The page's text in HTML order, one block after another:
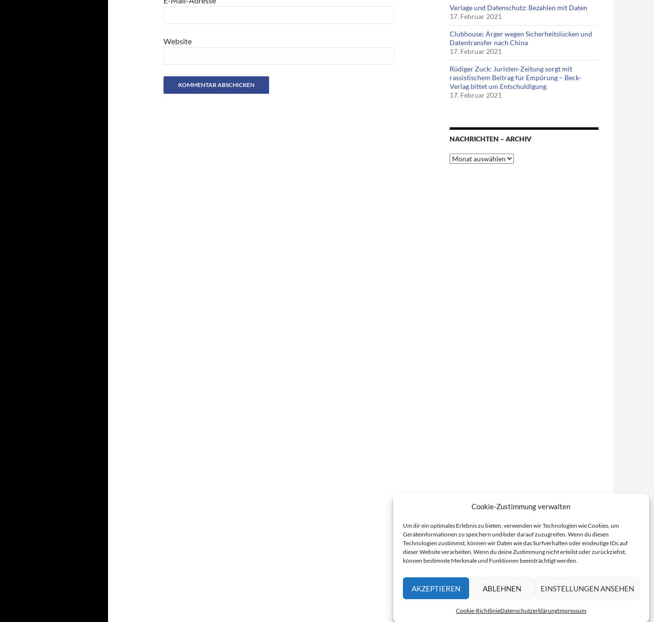
Cookie-Zustimmung verwalten
Um dir ein optimales Erlebnis zu bieten, verwenden wir Technologien wie Cookies, um
Geräteinformationen zu speichern und/oder darauf zuzugreifen. Wenn du diesen
Technologien zustimmst, können wir Daten wie das Surfverhalten oder eindeutige IDs auf
dieser Website verarbeiten. Wenn du deine Zustimmung nicht erteilst oder zurückziehst,
können bestimmte Merkmale und Funktionen beeinträchtigt werden.
AKZEPTIEREN ABLEHNEN EINSTELLUNGEN ANSEHEN
Cookie-RichtlinieDatenschutzerklärungImpressum
Website
Verlage und Datenschutz: Bezahlen mit Daten
17. Februar 2021
Clubhouse: Ärger wegen Sicherheitslücken und
Datentransfer nach China
17. Februar 2021
Rüdiger Zuck: Juristen-Zeitung sorgt mit
rassistischem Beitrag für Empörung – Beck-
Verlag bittet um Entschuldigung
17. Februar 2021
NACHRICHTEN – ARCHIV
Nachrichten
–